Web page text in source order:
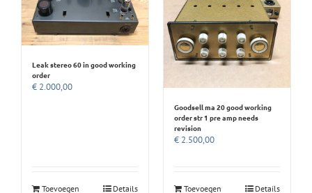
Leak stereo 60 in good working
order
€ 2.000,00
Toevoegen
Details
Goodsell ma 20 good working
order str 1 pre amp needs
revision
€ 2.500,00
Toevoegen
Details